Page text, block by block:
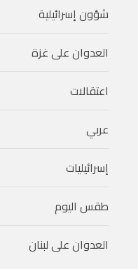
شؤون إسرائيلية
العدوان على غزة
اعتقالات
عربي
إسرائيليات
طقس اليوم
العدوان على لبنان